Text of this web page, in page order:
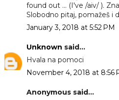
found out ... (I've /aiv/ ).
Slobodno pitaj, pomažeš i
January 3, 2018 at 5:52 PM
Unknown said...
Hvala na pomoci
November 4, 2018 at 8:56
Anonymous said...